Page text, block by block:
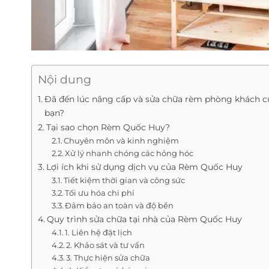
Nội dung
Đã đến lúc nâng cấp và sửa chữa rèm phòng khách
bạn?
Tại sao chọn Rèm Quốc Huy?
Chuyên môn và kinh nghiệm
Xử lý nhanh chóng các hỏng hóc
Lợi ích khi sử dụng dịch vụ của Rèm Quốc Huy
Tiết kiệm thời gian và công sức
Tối ưu hóa chi phí
Đảm bảo an toàn và độ bền
Quy trình sửa chữa tại nhà của Rèm Quốc Huy
1. Liên hệ đặt lịch
2. Khảo sát và tư vấn
3. Thực hiện sửa chữa